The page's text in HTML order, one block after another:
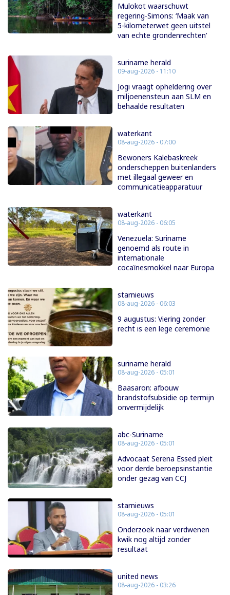
Mulokot waarschuwt
regering-Simons: ‘Maak van
5-kilometerwet geen uitstel
van echte grondenrechten’
suriname herald
09-aug-2026 - 11:10
Jogi vraagt opheldering over
miljoenensteun aan SLM en
behaalde resultaten
waterkant
08-aug-2026 - 07:00
Bewoners Kalebaskreek
onderscheppen buitenlanders
met illegaal geweer en
communicatieapparatuur
waterkant
08-aug-2026 - 06:05
Venezuela: Suriname
genoemd als route in
internationale
cocaïnesmokkel naar Europa
starnieuws
08-aug-2026 - 06:03
9 augustus: Viering zonder
recht is een lege ceremonie
suriname herald
08-aug-2026 - 05:01
Baasaron: afbouw
brandstofsubsidie op termijn
onvermijdelijk
abc-Suriname
08-aug-2026 - 05:01
Advocaat Serena Essed pleit
voor derde beroepsinstantie
onder gezag van CCJ
starnieuws
08-aug-2026 - 05:01
Onderzoek naar verdwenen
kwik nog altijd zonder
resultaat
united news
08-aug-2026 - 03:26